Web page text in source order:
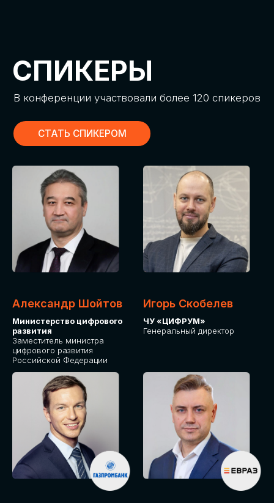
Александр Шойтов
Министерство цифрового
развития
Заместитель министра
цифрового развития
Российской Федерации
Игорь Скобелев
ЧУ «ЦИФРУМ»
Генеральный директор